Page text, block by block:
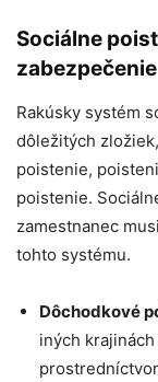
Sociálne
zabezpečenie
Rakúsky systém
dôležitých
poistenie,
poistenie.
zamestnanec
tohto systému.
Dôchodkové
iných